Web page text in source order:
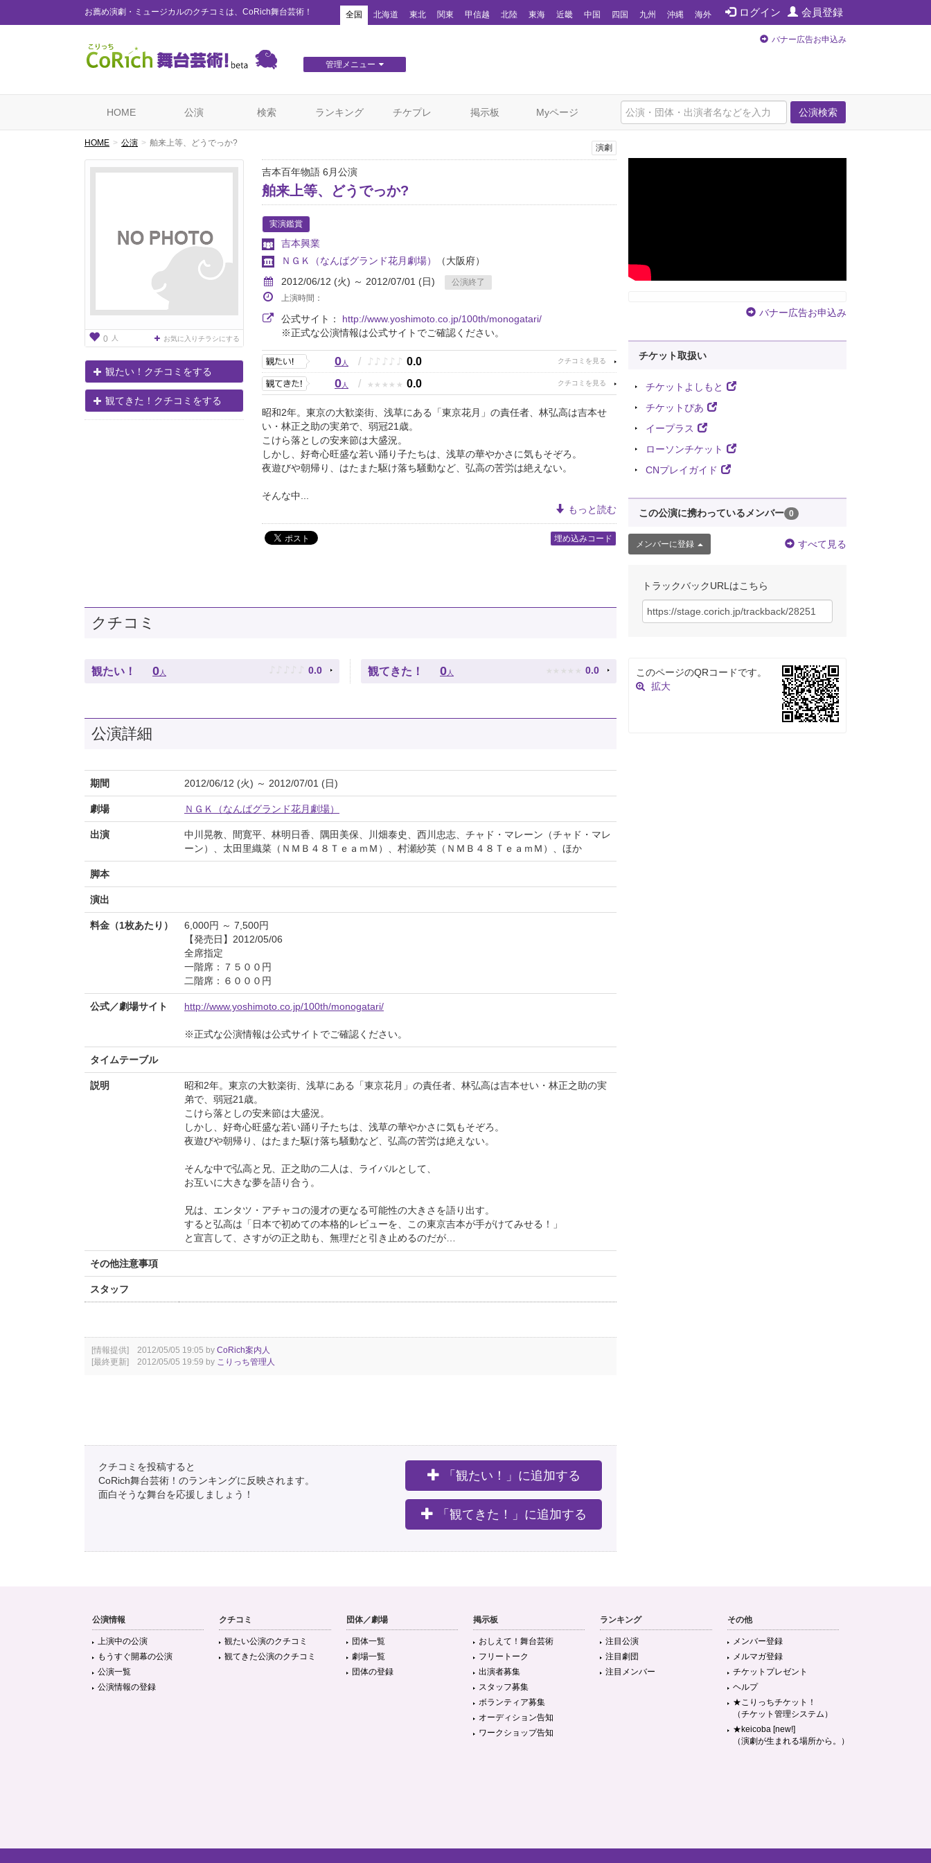
お薦め演劇・ミュージカルのクチコミは、CoRich舞台芸術！ ログイン 会員登録
全国 北海道 東北 関東 甲信越 北陸 東海 近畿 中国 四国 九州 沖縄 海外
管理メニュー
バナー広告お申込み
公演検索
HOME 公演 検索 ランキング チケプレ 掲示板 Myページ
HOME 公演 舶来上等、どうでっか?
0 人 お気に入りチラシにする
観たい！クチコミをする
観てきた！クチコミをする
演劇
吉本百年物語 6月公演
舶来上等、どうでっか?
実演鑑賞
吉本興業
ＮＧＫ（なんばグランド花月劇場）
（大阪府）
2012/06/12 (火) ～ 2012/07/01 (日)
公演終了
上演時間：
公式サイト： http://www.yoshimoto.co.jp/100th/monogatari/
※正式な公演情報は公式サイトでご確認ください。
0人 / ♪ ♪ ♪ ♪ ♪ 0.0
0人 / ★ ★ ★ ★ ★ 0.0
昭和2年。東京の大歓楽街、浅草にある「東京花月」の責任者、林弘高は吉本せ
い・林正之助の実弟で、弱冠21歳。
こけら落としの安来節は大盛況。
しかし、好奇心旺盛な若い踊り子たちは、浅草の華やかさに気もそぞろ。
夜遊びや朝帰り、はたまた駆け落ち騒動など、弘高の苦労は絶えない。
そんな中...
もっと読む
埋め込みコード
クチコミ
観たい！ 0 人 ♪ ♪ ♪ ♪ ♪ 0.0 観てきた！ 0 人 ★ ★ ★ ★ ★ 0.0
公演詳細
期間 2012/06/12 (火) ～ 2012/07/01 (日)
劇場 ＮＧＫ（なんばグランド花月劇場）
出演
中川晃教、間寛平、林明日香、隅田美保、川畑泰史、西川忠志、チャド・マレーン（チャド・マレ
ーン）、太田里織菜（ＮＭＢ４８ＴｅａｍＭ）、村瀬紗英（ＮＭＢ４８ＴｅａｍＭ）、ほか
脚本
演出
料金（1枚あたり）
6,000円 ～ 7,500円
【発売日】2012/05/06
全席指定
一階席：７５００円
二階席：６０００円
公式／劇場サイト http://www.yoshimoto.co.jp/100th/monogatari/
※正式な公演情報は公式サイトでご確認ください。
タイムテーブル
説明
昭和2年。東京の大歓楽街、浅草にある「東京花月」の責任者、林弘高は吉本せい・林正之助の実
弟で、弱冠21歳。
こけら落としの安来節は大盛況。
しかし、好奇心旺盛な若い踊り子たちは、浅草の華やかさに気もそぞろ。
夜遊びや朝帰り、はたまた駆け落ち騒動など、弘高の苦労は絶えない。
そんな中で弘高と兄、正之助の二人は、ライバルとして、
お互いに大きな夢を語り合う。
兄は、エンタツ・アチャコの漫才の更なる可能性の大きさを語り出す。
すると弘高は「日本で初めての本格的レビューを、この東京吉本が手がけてみせる！」
と宣言して、さすがの正之助も、無理だと引き止めるのだが…
その他注意事項
スタッフ
[情報提供] 2012/05/05 19:05 by CoRich案内人
[最終更新] 2012/05/05 19:59 by こりっち管理人
クチコミを投稿すると
CoRich舞台芸術！のランキングに反映されます。
面白そうな舞台を応援しましょう！
「観たい！」に追加する
「観てきた！」に追加する
バナー広告お申込み
チケット取扱い
チケットよしもと
チケットぴあ
イープラス
ローソンチケット
CNプレイガイド
この公演に携わっているメンバー 0
メンバーに登録 すべて見る
トラックバックURLはこちら
このページのQRコードです。
拡大
公演情報
上演中の公演
もうすぐ開幕の公演
公演一覧
公演情報の登録
クチコミ
観たい公演のクチコミ
観てきた公演のクチコミ
団体／劇場
団体一覧
劇場一覧
団体の登録
掲示板
おしえて！舞台芸術
フリートーク
出演者募集
スタッフ募集
ボランティア募集
オーディション告知
ワークショップ告知
ランキング
注目公演
注目劇団
注目メンバー
その他
メンバー登録
メルマガ登録
チケットプレゼント
ヘルプ
★こりっちチケット！
（チケット管理システム）
★keicoba [new!]
（演劇が生まれる場所から。）